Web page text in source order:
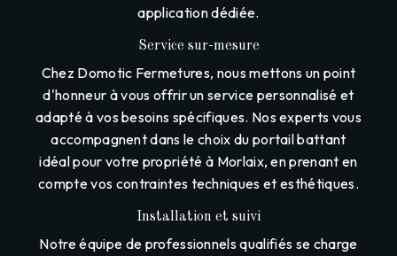
application dédiée.
Service sur-mesure
Chez Domotic Fermetures, nous mettons un point
d'honneur à vous offrir un service personnalisé et
adapté à vos besoins spécifiques. Nos experts vous
accompagnent dans le choix du portail battant
idéal pour votre propriété à Morlaix, en prenant en
compte vos contraintes techniques et esthétiques.
Installation et suivi
Notre équipe de professionnels qualifiés se charge